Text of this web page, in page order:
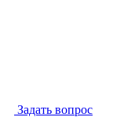
Задать вопрос